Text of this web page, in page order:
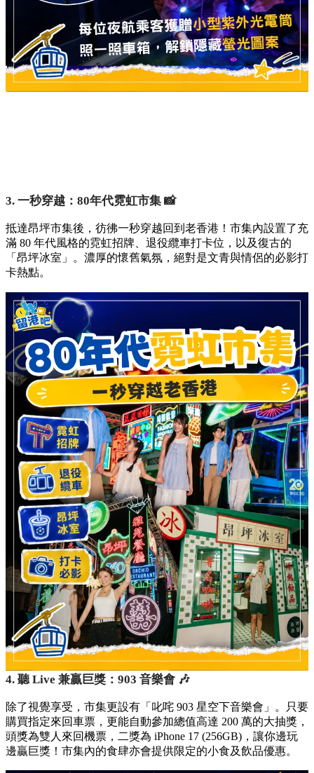
3. 一秒穿越：80年代霓虹市集 📸
抵達昂坪市集後，彷彿一秒穿越回到老香港！市集內設置了充
滿 80 年代風格的霓虹招牌、退役纜車打卡位，以及復古的
「昂坪冰室」。濃厚的懷舊氣氛，絕對是文青與情侶的必影打
卡熱點。
4. 聽 Live 兼贏巨獎：903 音樂會 🎶
除了視覺享受，市集更設有「叱咤 903 星空下音樂會」。只要
購買指定來回車票，更能自動參加總值高達 200 萬的大抽獎，
頭獎為雙人來回機票，二獎為 iPhone 17 (256GB)，讓你邊玩
邊贏巨獎！市集內的食肆亦會提供限定的小食及飲品優惠。